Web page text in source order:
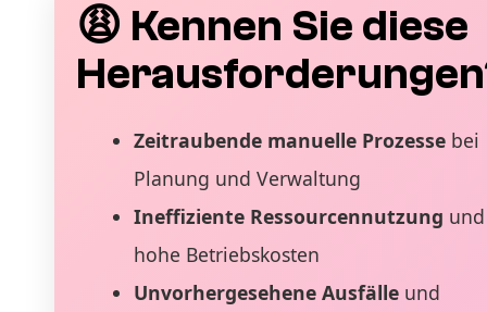
😩 Kennen Sie diese
Zeitraubende manuelle Prozessebei
Planung und Verwaltung
Ineffiziente Ressourcennutzung und
hohe Betriebskosten
Unvorhergesehene Ausfälleund